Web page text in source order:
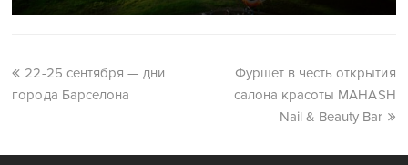
22-25 сентября — дни
города Барселона
Фуршет в честь открытия
салона красоты MAHASH
Nail & Beauty Bar